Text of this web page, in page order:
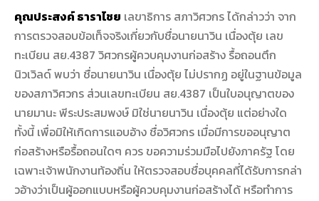
คุณประสงค์ ธาราไชย เลขาธิการ สภาวิศวกร ได้กล่าวว่า จาก
การตรวจสอบข้อเท็จจริงเกี่ยวกับชื่อนายนาวิน เนื่องตุ้ย เลข
ทะเบียน สย.4387 วิศวกรผู้ควบคุมงานก่อสร้าง รื้อถอนตึก
นิวเวิลด์ พบว่า ชื่อนายนาวิน เนื่องตุ้ย ไม่ปรากฏ อยู่ในฐานข้อมูล
ของสภาวิศวกร ส่วนเลขทะเบียน สย.4387 เป็นใบอนุญาตของ
นายมานะ พีระประสมพงษ์ มิใช่นายนาวิน เนื่องตุ้ย แต่อย่างใด
ทั้งนี้ เพื่อมิให้เกิดการแอบอ้าง ชื่อวิศวกร เมื่อมีการขออนุญาต
ก่อสร้างหรือรื้อถอนใดๆ ควร ขอความร่วมมือไปยังภาครัฐ โดย
เฉพาะเจ้าพนักงานท้องถิ่น ให้ตรวจสอบชื่อบุคคลที่ได้รับการกล่า
วอ้างว่าเป็นผู้ออกแบบหรือผู้ควบคุมงานก่อสร้างได้ หรือทำการ